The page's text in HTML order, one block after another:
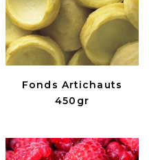
Fonds Artichauts
450gr